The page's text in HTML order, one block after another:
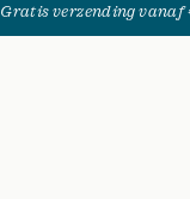
Gratis verzending vanaf